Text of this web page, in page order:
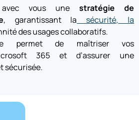
avec vous une stratégie de
, garantissant la sécurité, la
des usages collaboratifs.
permet de maîtriser vos
365 et d’assurer une
sécurisée.